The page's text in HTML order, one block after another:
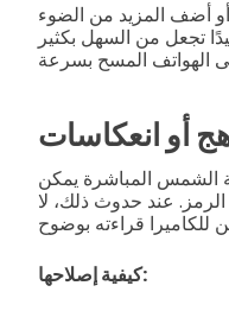
أضف المزيد من الضوء
تجعل من السهل بكثير
أو انعكاسات
الشمس المباشرة يمكن
عند حدوث ذلك، لا
كيفية إصلاحها: